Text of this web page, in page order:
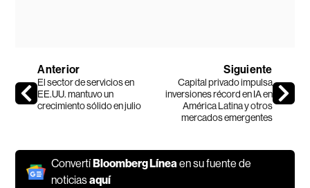
Anterior
El sector de servicios en
EE.UU. mantuvo un
crecimiento sólido en julio
Siguiente
Capital privado impulsa
inversiones récord en IA en
América Latina y otros
mercados emergentes
ConvertíBloomberg Líneaen su fuente de
noticiasaquí